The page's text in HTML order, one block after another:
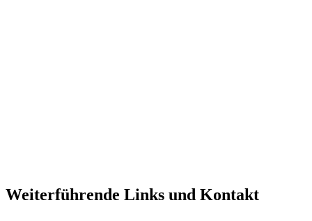
Weiterführende Links und Kontakt